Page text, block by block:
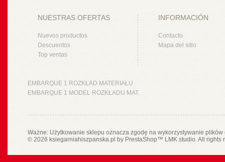
NUESTRAS OFERTAS
Nuevos productos
Descuentos
Top ventas
INFORMACIÓN
Contacto
Mapa del sitio
EMBARQUE 1 ROZKŁAD MATERIAŁU
EMBARQUE 1 MODEL ROZKŁADU MAT.
Ważne: Użytkowanie sklepu oznacza zgodę na wykorzystywanie
© 2026 ksiegarniahiszpanska.pl by PrestaShop™ LMK studio. All rights